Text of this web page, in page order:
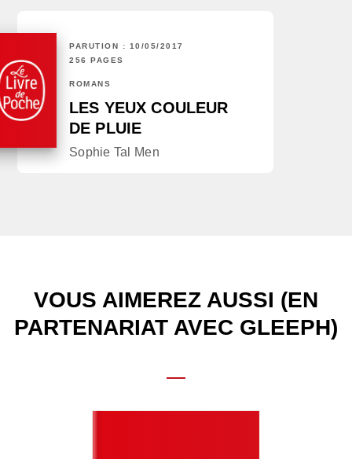
PARUTION : 10/05/2017
256 PAGES
ROMANS
LES YEUX COULEUR
DE PLUIE
Sophie Tal Men
VOUS AIMEREZ AUSSI (EN
PARTENARIAT AVEC GLEEPH)